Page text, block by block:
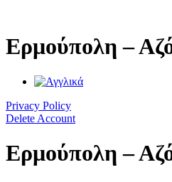
περιεχόμενο
Ερμούπολη –
Privacy Policy
Delete Account
Ερμούπολη –